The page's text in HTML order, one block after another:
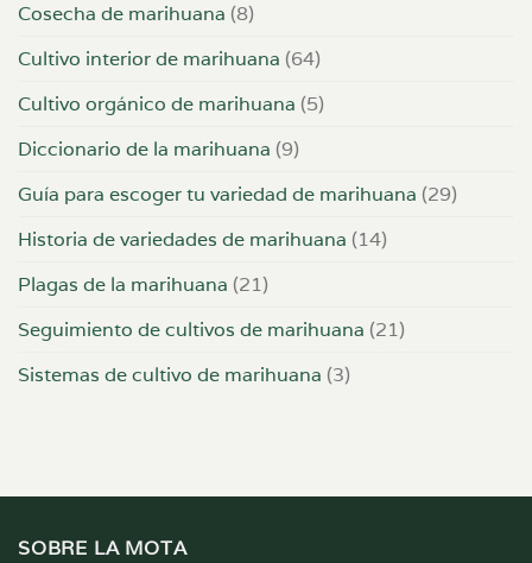
Cosecha de marihuana (8)
Cultivo interior de marihuana (64)
Cultivo orgánico de marihuana (5)
Diccionario de la marihuana (9)
Guía para escoger tu variedad de marihuana (29)
Historia de variedades de marihuana (14)
Plagas de la marihuana (21)
Seguimiento de cultivos de marihuana (21)
Sistemas de cultivo de marihuana (3)
SOBRE LA MOTA